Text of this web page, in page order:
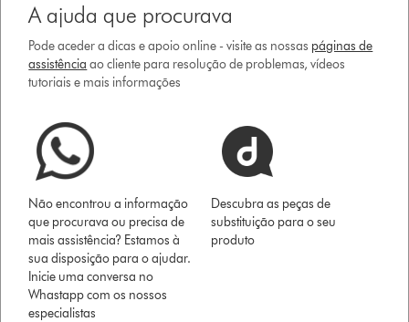
A ajuda que procurava
Pode aceder a dicas e apoio online - visite as nossas páginas de
assistência ao cliente para resolução de problemas, vídeos
tutoriais e mais informações
Não encontrou a informação
que procurava ou precisa de
mais assistência? Estamos à
sua disposição para o ajudar.
Inicie uma conversa no
Whastapp com os nossos
especialistas
Descubra as peças de
substituição para o seu
produto